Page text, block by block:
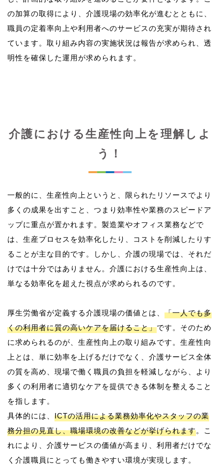
の加算の取得により、介護現場の効率化が進むとともに、
職員の定着率向上や利用者へのサービスの充実が期待され
ています。取り組み内容の実施状況は報告が求められ、透
介護における生産性向上を理解しよ
う！
一般的に、生産性向上というと、限られたリソースでより
多くの成果を出すこと、つまり効率性や業務のスピードア
ップに重点が置かれます。製造業やオフィス業務などで
は、生産プロセスを効率化したり、コストを削減したりす
ることが主な目的です。しかし、介護の現場では、それだ
けでは十分ではありません。介護における生産性向上は、
単なる効率化を超えた視点が求められるのです。
厚生労働省が定義する介護現場の価値とは、 「一人でも多
くの利用者に質の高いケアを届けること」です。そのため
に求められるのが、生産性向上の取り組みです。生産性向
上とは、単に効率を上げるだけでなく、介護サービス全体
の質を高め、現場で働く職員の負担を軽減しながら、より
多くの利用者に適切なケアを提供できる体制を整えること
を指します。
具体的には、 ICTの活用による業務効率化やスタッフの業
務分担の見直し、職場環境の改善などが挙げられます。こ
れにより、介護サービスの価値が高まり、利用者だけでな
く介護職員にとっても働きやすい環境が実現します。